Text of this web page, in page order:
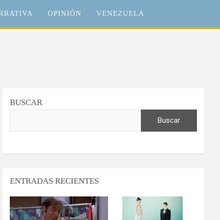
OPINIÓN VENEZUELA
BUSCAR
Buscar
ENTRADAS RECIENTES